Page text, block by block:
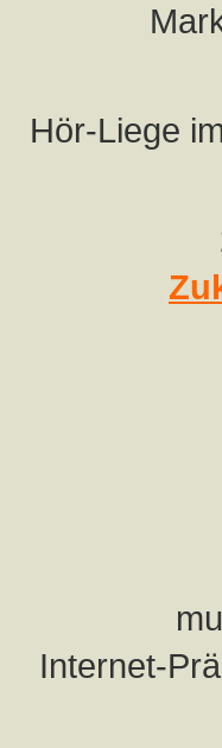
Hör-Liege
Internet-